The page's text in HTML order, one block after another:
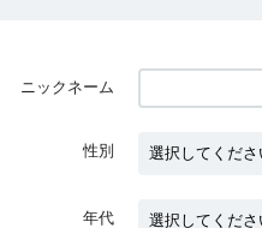
ニックネーム
性別
年代